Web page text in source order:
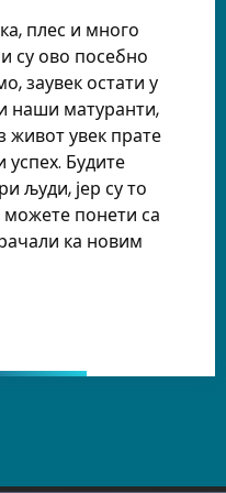
плес и много
су ово посебно
заувек остати у
наши матуранти,
живот увек прате
успех. Будите
људи, јер су то
можете понети са
ка новим
наши матуранти